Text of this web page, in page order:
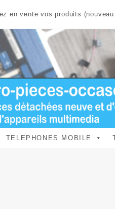
en vente vos produits
TELEPHONES MOBILE